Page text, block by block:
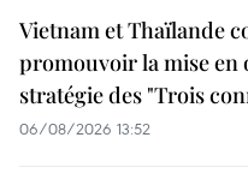
Vietnam et Thaïlande
promouvoir la mise en
stratégie des "Trois
06/08/2026 13:52